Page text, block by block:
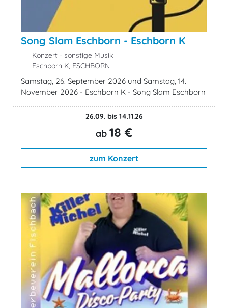
Song Slam Eschborn - Eschborn K
Konzert - sonstige Musik
Eschborn K, ESCHBORN
Samstag, 26. September 2026 und Samstag, 14.
November 2026 - Eschborn K - Song Slam Eschborn
26.09. bis 14.11.26
ab 18 €
zum Konzert